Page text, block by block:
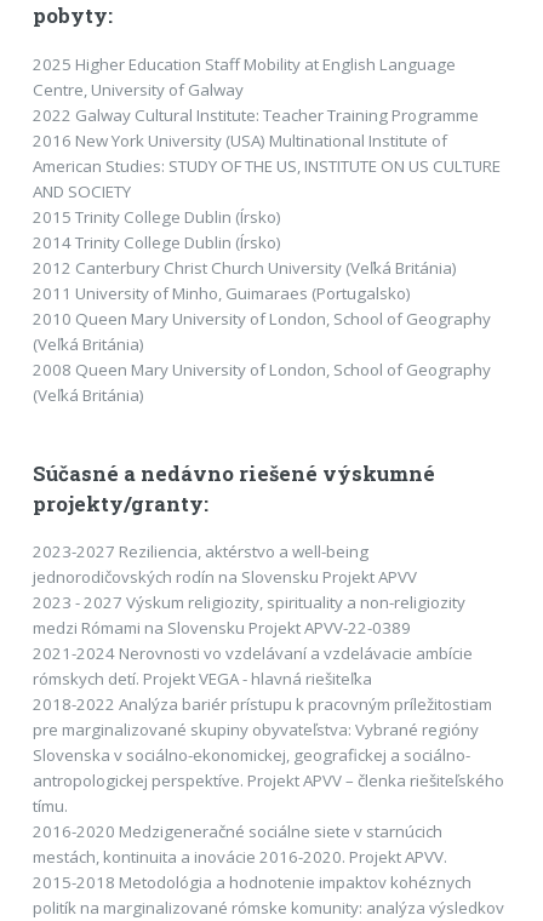
pobyty:
2025 Higher Education Staff Mobility at English Language
Centre, University of Galway
2022 Galway Cultural Institute: Teacher Training Programme
2016 New York University (USA) Multinational Institute of
American Studies: STUDY OF THE US, INSTITUTE ON US CULTURE
AND SOCIETY
2015 Trinity College Dublin (Írsko)
2014 Trinity College Dublin (Írsko)
2012 Canterbury Christ Church University (Veľká Británia)
2011 University of Minho, Guimaraes (Portugalsko)
2010 Queen Mary University of London, School of Geography
(Veľká Británia)
2008 Queen Mary University of London, School of Geography
(Veľká Británia)
Súčasné a nedávno riešené výskumné
projekty/granty:
2023-2027 Reziliencia, aktérstvo a well-being
jednorodičovských rodín na Slovensku Projekt APVV
2023 - 2027 Výskum religiozity, spirituality a non-religiozity
medzi Rómami na Slovensku Projekt APVV-22-0389
2021-2024 Nerovnosti vo vzdelávaní a vzdelávacie ambície
rómskych detí. Projekt VEGA - hlavná riešiteľka
2018-2022 Analýza bariér prístupu k pracovným príležitostiam
pre marginalizované skupiny obyvateľstva: Vybrané regióny
Slovenska v sociálno-ekonomickej, geografickej a sociálno-
antropologickej perspektíve. Projekt APVV – členka riešiteľského
tímu.
2016-2020 Medzigeneračné sociálne siete v starnúcich
mestách, kontinuita a inovácie 2016-2020. Projekt APVV.
2015-2018 Metodológia a hodnotenie impaktov kohéznych
politík na marginalizované rómske komunity: analýza výsledkov